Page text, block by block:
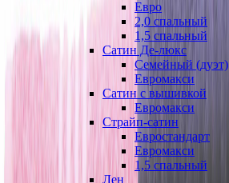
Евро
2,0 спальный
1,5 спальный
Сатин Де-люкс
Семейный (дуэт)
Евромакси
Сатин с вышивкой
Евромакси
Страйп-сатин
Евростандарт
Евромакси
1,5 спальный
Лен